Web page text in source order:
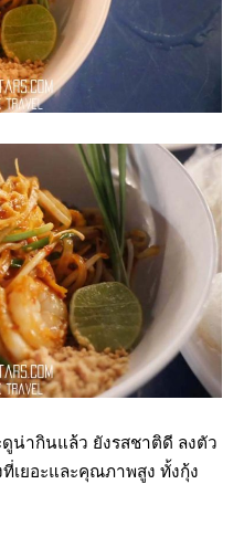
น่ากินแล้ว ยังรสชาติดี ลงตัว
เยอะและคุณภาพสูง ทั้งกุ้ง